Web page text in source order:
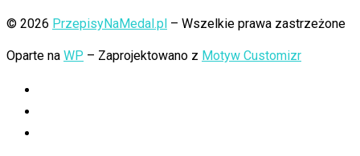
© 2026 PrzepisyNaMedal.pl – Wszelkie prawa zastrzeżone
Oparte na WP – Zaprojektowano z Motyw Customizr